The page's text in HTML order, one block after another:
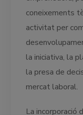
coneixements
activitat per
la iniciativa, la
la presa de
mercat laboral.
La incorporació